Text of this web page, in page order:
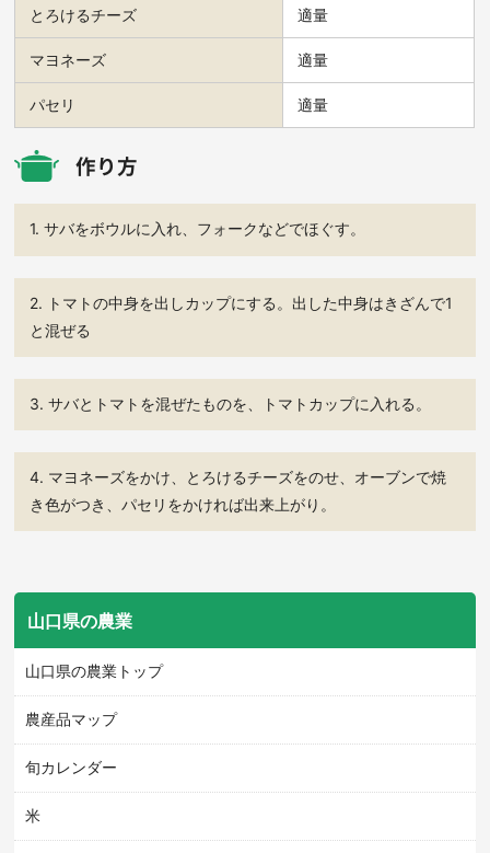
とろけるチーズ 適量
マヨネーズ 適量
パセリ 適量
作り方
1. サバをボウルに入れ、フォークなどでほぐす。
2. トマトの中身を出しカップにする。出した中身はきざんで1
と混ぜる
3. サバとトマトを混ぜたものを、トマトカップに入れる。
4. マヨネーズをかけ、とろけるチーズをのせ、オーブンで焼
き色がつき、パセリをかければ出来上がり。
山口県の農業
山口県の農業トップ
農産品マップ
旬カレンダー
米